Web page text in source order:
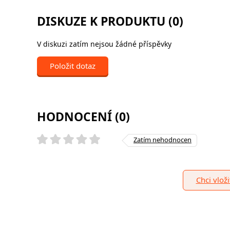
DISKUZE K PRODUKTU (0)
V diskuzi zatím nejsou žádné příspěvky
Položit dotaz
HODNOCENÍ (0)
Zatím nehodnocen
Chci